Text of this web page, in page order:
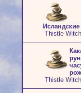
Thistle Witch
Thistle Witch